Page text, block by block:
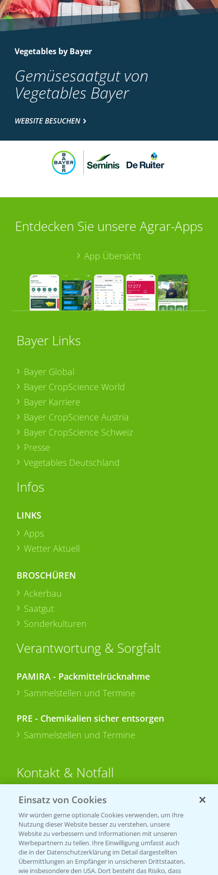
Vegetables by Bayer
Gemüsesaatgut von
Vegetables Bayer
WEBSITE BESUCHEN
Entdecken Sie unsere Agrar-Apps
App Übersicht
Bayer Links
Bayer Global
Bayer CropScience World
Bayer Karriere
Bayer CropScience Austria
Bayer CropScience Schweiz
Presse
Vegetables Deutschland
Infos
LINKS
Apps
Wetter Aktuell
BROSCHÜREN
Ackerbau
Saatgut
Sonderkulturen
Verantwortung & Sorgfalt
PAMIRA - Packmittelrücknahme
Sammelstellen und Termine
PRE - Chemikalien sicher entsorgen
Sammelstellen und Termine
Kontakt & Notfall
Beratung auf WhatsApp
T.+49 (0)174 346 564 1
KONTAKT
Hilfe in Notfällen
Einsatz von Cookies
Wir würden gerne optionale Cookies verwenden, um Ihre
Nutzung dieser Website besser zu verstehen, unsere
Website zu verbessern und Informationen mit unseren
Werbepartnern zu teilen. Ihre Einwilligung umfasst auch
die in der Datenschutzerklärung im Detail dargestellten
Übermittlungen an Empfänger in unsicheren Drittstaaten,
wie insbesondere den USA. Dort besteht das Risiko, dass